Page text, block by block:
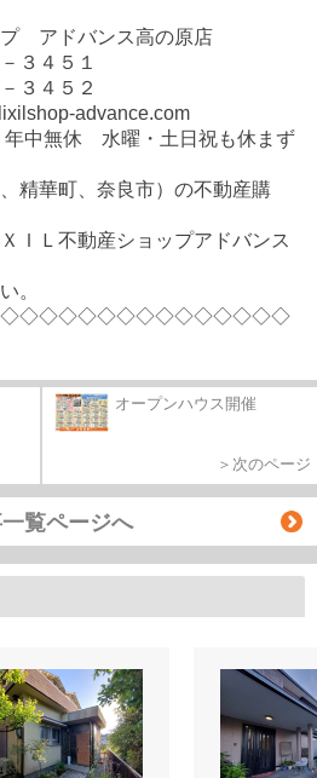
プ アドバンス高の原店
３４５１
３４５２
advance.com
中無休 水曜・土日祝も休まず
精華町、奈良市）の不動産購
ＩＬ不動産ショップアドバンス
。
オープンハウス開催
＞次のページ
覧ページへ